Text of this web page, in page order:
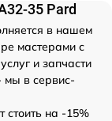
35 Pard
в нашем
мастерами с
и запчасти
мы в сервис-
стоить на -15%